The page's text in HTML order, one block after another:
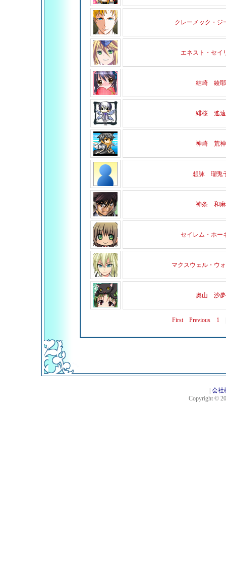
クレーメック・ジ
エネスト・セイ
結崎 綾耶
緋桜 遙遠
神崎 荒神
想詠 瑠兎
神条 和麻
セイレム・ホー
マクスウェル・ウ
奥山 沙夢
First Previous 1
会社
Copyright ©